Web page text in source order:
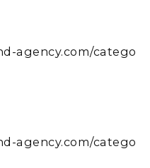
agency.com/catego
agency.com/catego